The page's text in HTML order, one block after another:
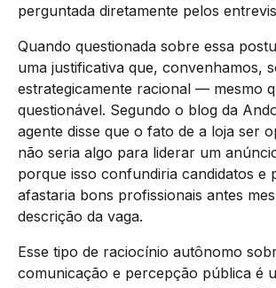
perguntada diretamente pelos
Quando questionada sobre essa
uma justificativa que, convenhamos,
estrategicamente racional — mesmo
questionável. Segundo o blog da
agente disse que o fato de a loja ser
não seria algo para liderar um
porque isso confundiria candidatos e
afastaria bons profissionais antes
descrição da vaga.
Esse tipo de raciocínio autônomo
comunicação e percepção pública é